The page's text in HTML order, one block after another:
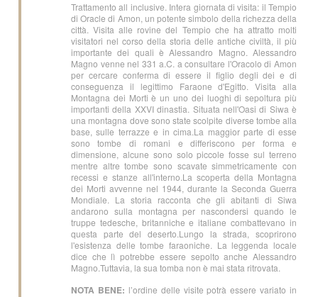
Trattamento all inclusive. Intera giornata di visita: il Tempio
di Oracle di Amon, un potente simbolo della richezza della
città. Visita alle rovine del Tempio che ha attratto molti
visitatori nel corso della storia delle antiche civiltà, il più
importante dei quali è Alessandro Magno. Alessandro
Magno venne nel 331 a.C. a consultare l'Oracolo di Amon
per cercare conferma di essere il figlio degli dei e di
conseguenza il legittimo Faraone d'Egitto. Visita alla
Montagna dei Morti è un uno dei luoghi di sepoltura più
importanti della XXVI dinastia. Situata nell'Oasi di Siwa è
una montagna dove sono state scolpite diverse tombe alla
base, sulle terrazze e in cima.La maggior parte di esse
sono tombe di romani e differiscono per forma e
dimensione, alcune sono solo piccole fosse sul terreno
mentre altre tombe sono scavate simmetricamente con
recessi e stanze all'interno.La scoperta della Montagna
dei Morti avvenne nel 1944, durante la Seconda Guerra
Mondiale. La storia racconta che gli abitanti di Siwa
andarono sulla montagna per nascondersi quando le
truppe tedesche, britanniche e italiane combattevano in
questa parte del deserto.Lungo la strada, scoprirono
l'esistenza delle tombe faraoniche. La leggenda locale
dice che lì potrebbe essere sepolto anche Alessandro
Magno.Tuttavia, la sua tomba non è mai stata ritrovata.
NOTA BENE: l’ordine delle visite potrà essere variato in